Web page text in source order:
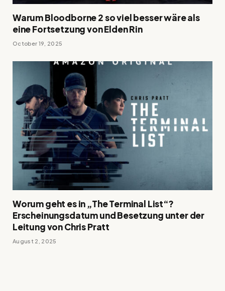
Warum Bloodborne 2 so viel besser wäre als
eine Fortsetzung von Elden Rin
October 19, 2025
Worum geht es in „The Terminal List“?
Erscheinungsdatum und Besetzung unter der
Leitung von Chris Pratt
August 2, 2025